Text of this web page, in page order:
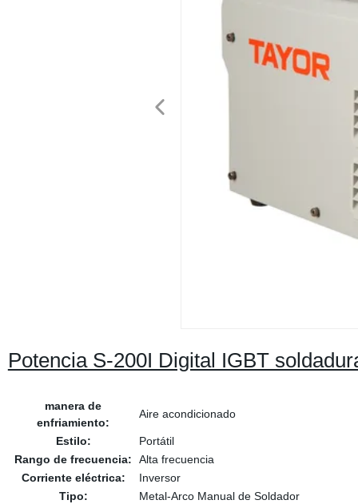
Potencia S-200I Digital IGBT
manera de
enfriamiento:
Aire acondicionado
Estilo:
Portátil
Rango de frecuencia:
Alta frecuencia
Corriente eléctrica:
Inversor
Tipo:
Metal-Arco Manual de Soldador